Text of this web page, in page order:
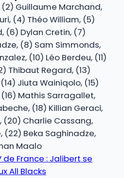
(2) Guillaume Marchand,
(4) Théo William, (5)
(6) Dylan Cretin, (7)
(8) Sam Simmonds,
(10) Léo Berdeu, (11)
Thibaut Regard, (13)
Jiuta Wainiqolo, (15)
Mathis Sarragallet,
(18) Killian Geraci,
(20) Charlie Cassang,
(22) Beka Saghinadze,
Maalo
de France : Jalibert se
All Blacks